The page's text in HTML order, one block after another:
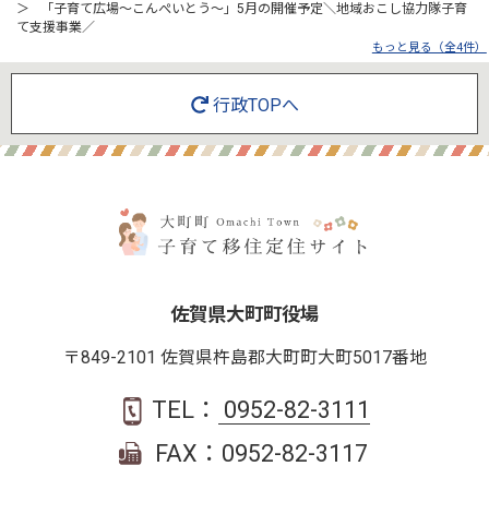
「子育て広場～こんぺいとう～」5月の開催予定＼地域おこし協力隊子育
て支援事業／
もっと見る（全4件）
行政TOPへ
佐賀県大町町役場
〒849-2101 佐賀県杵島郡大町町大町5017番地
TEL： 0952-82-3111
FAX：0952-82-3117